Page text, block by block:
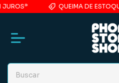
QUEIMA DE